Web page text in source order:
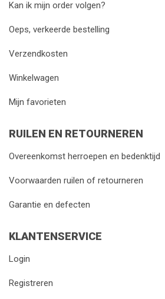
Kan ik mijn order volgen?
Oeps, verkeerde bestelling
Verzendkosten
Winkelwagen
Mijn favorieten
RUILEN EN RETOURNEREN
Overeenkomst herroepen en bedenktijd
Voorwaarden ruilen of retourneren
Garantie en defecten
KLANTENSERVICE
Login
Registreren